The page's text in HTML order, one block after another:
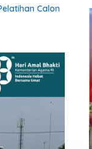
Calon